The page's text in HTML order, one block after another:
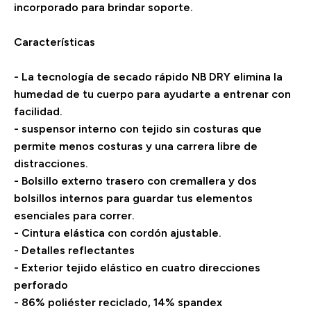
incorporado para brindar soporte.
Características
- La tecnología de secado rápido NB DRY elimina la
humedad de tu cuerpo para ayudarte a entrenar con
facilidad.
- suspensor interno con tejido sin costuras que
permite menos costuras y una carrera libre de
distracciones.
- Bolsillo externo trasero con cremallera y dos
bolsillos internos para guardar tus elementos
esenciales para correr.
- Cintura elástica con cordón ajustable.
- Detalles reflectantes
- Exterior tejido elástico en cuatro direcciones
perforado
- 86% poliéster reciclado, 14% spandex